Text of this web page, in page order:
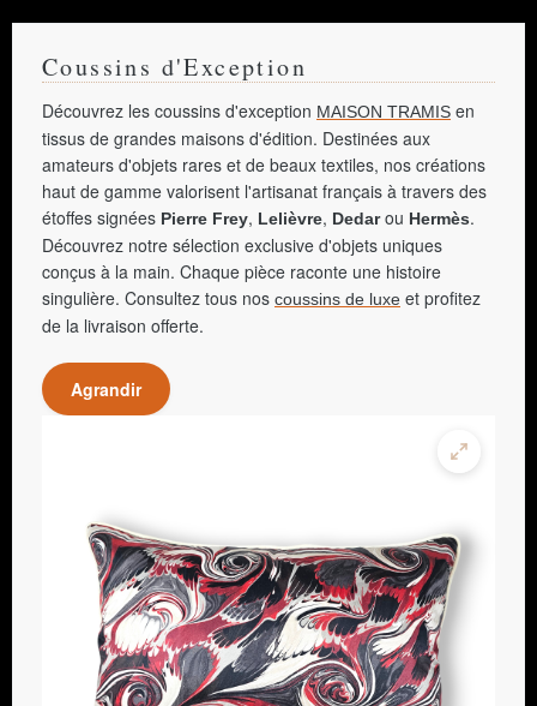
Coussins d'Exception
Découvrez les coussins d'exception MAISON TRAMIS en
tissus de grandes maisons d'édition. Destinées aux
amateurs d'objets rares et de beaux textiles, nos créations
haut de gamme valorisent l'artisanat français à travers des
étoffes signées Pierre Frey, Lelièvre, Dedarou Hermès.
Découvrez notre sélection exclusive d'objets uniques
conçus à la main. Chaque pièce raconte une histoire
singulière. Consultez tous nos coussins de luxe et profitez
de la livraison offerte.
Agrandir